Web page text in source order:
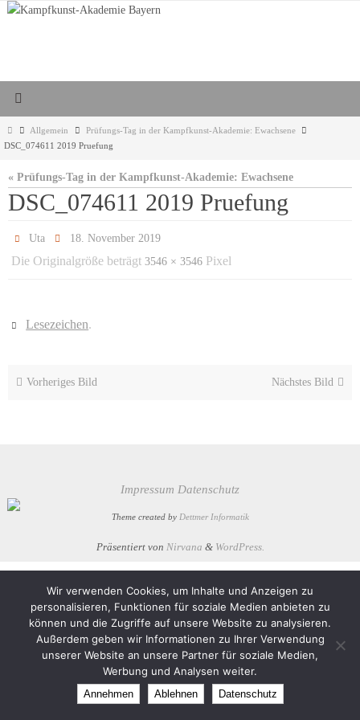
Zum
StartAllgemein
Prüfungs-Tag in der Kampfkunst-Akademie: Ewachsene
DSC_074611 2019 Pruefung
« Prüfungs-Tag in der Kampfkunst-Akademie: Ewachsene
DSC_074611 2019 Pruefung
Uta 18. November 2019
Die Originalgröße beträgt 3546 × 3546 Pixel
Lesezeichen.
Vorheriges Bild Nächstes Bild
Impressum Datenschutz
Theme created by Dettmer Informatik
Präsentiert von Nirvana & WordPress.
Wir verwenden Cookies, um Inhalte und Anzeigen zu
personalisieren, Funktionen für soziale Medien anbieten zu
können und die Zugriffe auf unsere Website zu analysieren.
Außerdem geben wir Informationen zu Ihrer Verwendung
unserer Website an unsere Partner für soziale Medien,
Werbung und Analysen weiter.
Annehmen Ablehnen Datenschutz